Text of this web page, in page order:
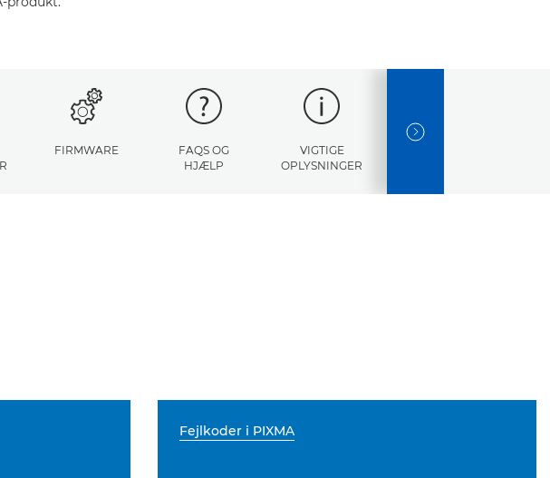
FIRMWARE
FAQS OG
HJÆLP
VIGTIGE
OPLYSNINGER
NEXT SLIDE
Fejlkoder i PIXMA